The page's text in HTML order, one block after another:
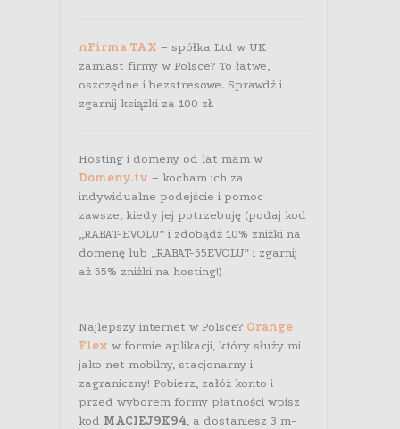
nFirma TAX – spółka Ltd w UK
zamiast firmy w Polsce? To łatwe,
oszczędne i bezstresowe. Sprawdź i
zgarnij książki za 100 zł.
Hosting i domeny od lat mam w
Domeny.tv – kocham ich za
indywidualne podejście i pomoc
zawsze, kiedy jej potrzebuję (podaj kod
„RABAT-EVOLU” i zdobądź 10% zniżki na
domenę lub „RABAT-55EVOLU” i zgarnij
aż 55% zniżki na hosting!)
Najlepszy internet w Polsce? Orange
Flex w formie aplikacji, który służy mi
jako net mobilny, stacjonarny i
zagraniczny! Pobierz, załóż konto i
przed wyborem formy płatności wpisz
kod MACIEJ9K94, a dostaniesz 3 m-